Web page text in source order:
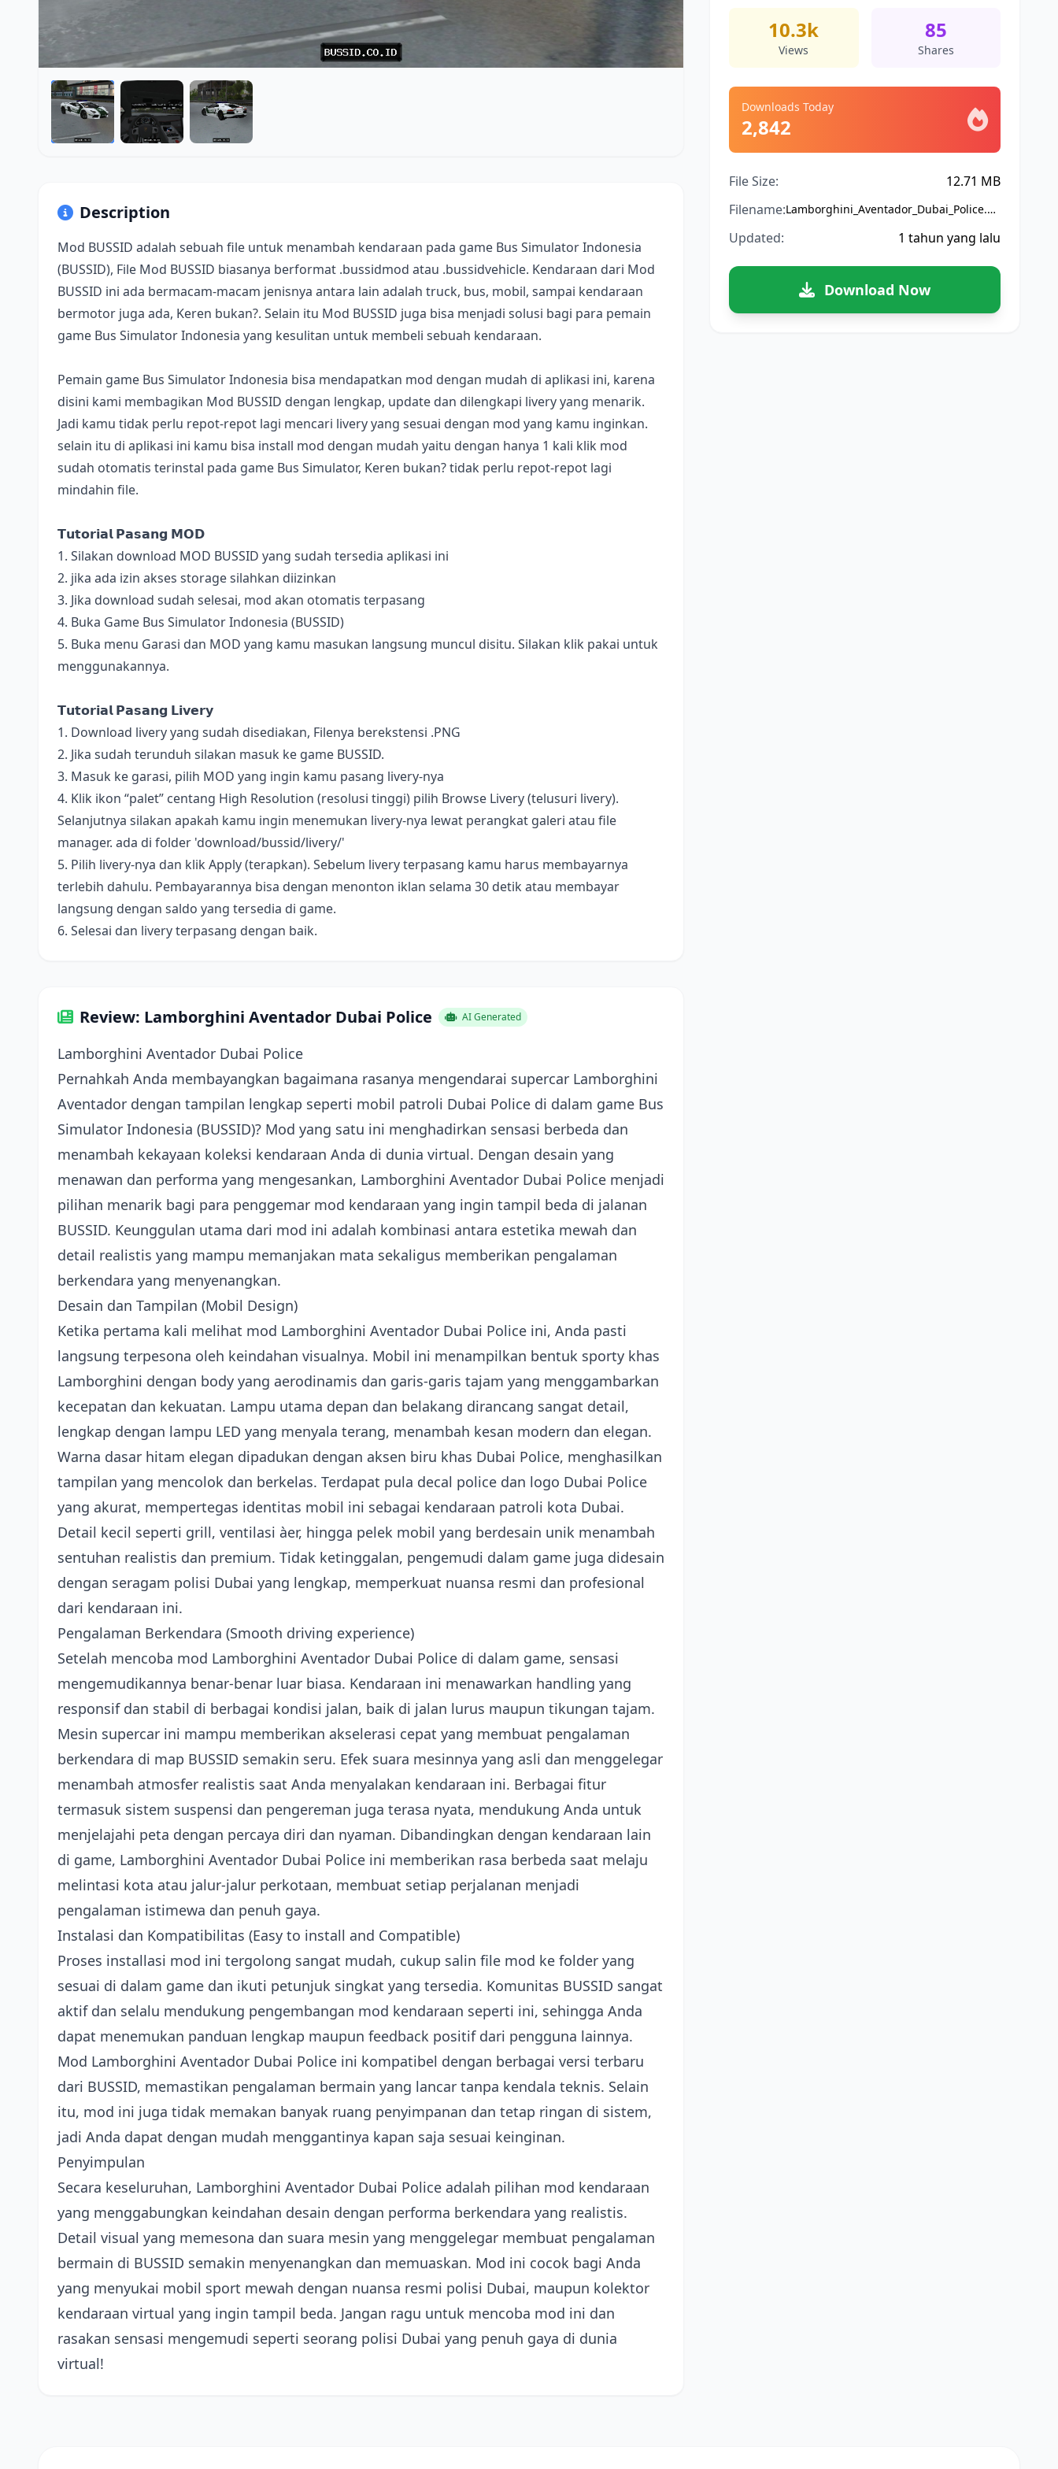
Description
Mod BUSSID adalah sebuah file untuk menambah kendaraan pada game Bus Simulator Indonesia
(BUSSID), File Mod BUSSID biasanya berformat .bussidmod atau .bussidvehicle. Kendaraan dari Mod
BUSSID ini ada bermacam-macam jenisnya antara lain adalah truck, bus, mobil, sampai kendaraan
bermotor juga ada, Keren bukan?. Selain itu Mod BUSSID juga bisa menjadi solusi bagi para pemain
game Bus Simulator Indonesia yang kesulitan untuk membeli sebuah kendaraan.
Pemain game Bus Simulator Indonesia bisa mendapatkan mod dengan mudah di aplikasi ini, karena
disini kami membagikan Mod BUSSID dengan lengkap, update dan dilengkapi livery yang menarik.
Jadi kamu tidak perlu repot-repot lagi mencari livery yang sesuai dengan mod yang kamu inginkan.
selain itu di aplikasi ini kamu bisa install mod dengan mudah yaitu dengan hanya 1 kali klik mod
sudah otomatis terinstal pada game Bus Simulator, Keren bukan? tidak perlu repot-repot lagi
mindahin file.
𝗧𝘂𝘁𝗼𝗿𝗶𝗮𝗹 𝗣𝗮𝘀𝗮𝗻𝗴 𝗠𝗢𝗗
1. Silakan download MOD BUSSID yang sudah tersedia aplikasi ini
2. jika ada izin akses storage silahkan diizinkan
3. Jika download sudah selesai, mod akan otomatis terpasang
4. Buka Game Bus Simulator Indonesia (BUSSID)
5. Buka menu Garasi dan MOD yang kamu masukan langsung muncul disitu. Silakan klik pakai untuk
menggunakannya.
𝗧𝘂𝘁𝗼𝗿𝗶𝗮𝗹 𝗣𝗮𝘀𝗮𝗻𝗴 𝗟𝗶𝘃𝗲𝗿𝘆
1. Download livery yang sudah disediakan, Filenya berekstensi .PNG
2. Jika sudah terunduh silakan masuk ke game BUSSID.
3. Masuk ke garasi, pilih MOD yang ingin kamu pasang livery-nya
4. Klik ikon “palet” centang High Resolution (resolusi tinggi) pilih Browse Livery (telusuri livery).
Selanjutnya silakan apakah kamu ingin menemukan livery-nya lewat perangkat galeri atau file
manager. ada di folder 'download/bussid/livery/'
5. Pilih livery-nya dan klik Apply (terapkan). Sebelum livery terpasang kamu harus membayarnya
terlebih dahulu. Pembayarannya bisa dengan menonton iklan selama 30 detik atau membayar
langsung dengan saldo yang tersedia di game.
6. Selesai dan livery terpasang dengan baik.
Review: Lamborghini Aventador Dubai Police AI Generated
Lamborghini Aventador Dubai Police
Pernahkah Anda membayangkan bagaimana rasanya mengendarai supercar Lamborghini
Aventador dengan tampilan lengkap seperti mobil patroli Dubai Police di dalam game Bus
Simulator Indonesia (BUSSID)? Mod yang satu ini menghadirkan sensasi berbeda dan
menambah kekayaan koleksi kendaraan Anda di dunia virtual. Dengan desain yang
menawan dan performa yang mengesankan, Lamborghini Aventador Dubai Police menjadi
pilihan menarik bagi para penggemar mod kendaraan yang ingin tampil beda di jalanan
BUSSID. Keunggulan utama dari mod ini adalah kombinasi antara estetika mewah dan
detail realistis yang mampu memanjakan mata sekaligus memberikan pengalaman
berkendara yang menyenangkan.
Desain dan Tampilan (Mobil Design)
Ketika pertama kali melihat mod Lamborghini Aventador Dubai Police ini, Anda pasti
langsung terpesona oleh keindahan visualnya. Mobil ini menampilkan bentuk sporty khas
Lamborghini dengan body yang aerodinamis dan garis-garis tajam yang menggambarkan
kecepatan dan kekuatan. Lampu utama depan dan belakang dirancang sangat detail,
lengkap dengan lampu LED yang menyala terang, menambah kesan modern dan elegan.
Warna dasar hitam elegan dipadukan dengan aksen biru khas Dubai Police, menghasilkan
tampilan yang mencolok dan berkelas. Terdapat pula decal police dan logo Dubai Police
yang akurat, mempertegas identitas mobil ini sebagai kendaraan patroli kota Dubai.
Detail kecil seperti grill, ventilasi àer, hingga pelek mobil yang berdesain unik menambah
sentuhan realistis dan premium. Tidak ketinggalan, pengemudi dalam game juga didesain
dengan seragam polisi Dubai yang lengkap, memperkuat nuansa resmi dan profesional
dari kendaraan ini.
Pengalaman Berkendara (Smooth driving experience)
Setelah mencoba mod Lamborghini Aventador Dubai Police di dalam game, sensasi
mengemudikannya benar-benar luar biasa. Kendaraan ini menawarkan handling yang
responsif dan stabil di berbagai kondisi jalan, baik di jalan lurus maupun tikungan tajam.
Mesin supercar ini mampu memberikan akselerasi cepat yang membuat pengalaman
berkendara di map BUSSID semakin seru. Efek suara mesinnya yang asli dan menggelegar
menambah atmosfer realistis saat Anda menyalakan kendaraan ini. Berbagai fitur
termasuk sistem suspensi dan pengereman juga terasa nyata, mendukung Anda untuk
menjelajahi peta dengan percaya diri dan nyaman. Dibandingkan dengan kendaraan lain
di game, Lamborghini Aventador Dubai Police ini memberikan rasa berbeda saat melaju
melintasi kota atau jalur-jalur perkotaan, membuat setiap perjalanan menjadi
pengalaman istimewa dan penuh gaya.
Instalasi dan Kompatibilitas (Easy to install and Compatible)
Proses installasi mod ini tergolong sangat mudah, cukup salin file mod ke folder yang
sesuai di dalam game dan ikuti petunjuk singkat yang tersedia. Komunitas BUSSID sangat
aktif dan selalu mendukung pengembangan mod kendaraan seperti ini, sehingga Anda
dapat menemukan panduan lengkap maupun feedback positif dari pengguna lainnya.
Mod Lamborghini Aventador Dubai Police ini kompatibel dengan berbagai versi terbaru
dari BUSSID, memastikan pengalaman bermain yang lancar tanpa kendala teknis. Selain
itu, mod ini juga tidak memakan banyak ruang penyimpanan dan tetap ringan di sistem,
jadi Anda dapat dengan mudah menggantinya kapan saja sesuai keinginan.
Penyimpulan
Secara keseluruhan, Lamborghini Aventador Dubai Police adalah pilihan mod kendaraan
yang menggabungkan keindahan desain dengan performa berkendara yang realistis.
Detail visual yang memesona dan suara mesin yang menggelegar membuat pengalaman
bermain di BUSSID semakin menyenangkan dan memuaskan. Mod ini cocok bagi Anda
yang menyukai mobil sport mewah dengan nuansa resmi polisi Dubai, maupun kolektor
kendaraan virtual yang ingin tampil beda. Jangan ragu untuk mencoba mod ini dan
rasakan sensasi mengemudi seperti seorang polisi Dubai yang penuh gaya di dunia
virtual!
10.3k
Views
85
Shares
Downloads Today
2,842
File Size:
12.71 MB
Filename:
Lamborghini_Aventador_Dubai_Police.bussidmod
Updated: 1 tahun yang lalu
Download Now